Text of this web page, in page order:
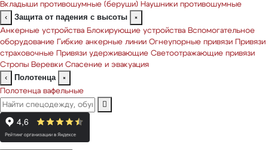
Вкладыши противошумные (беруши) Наушники противошумные
‹
Защита от падения с высоты
×
Анкерные устройства Блокирующие устройства Вспомогательное
оборудование
Гибкие анкерные линии Огнеупорные привязи
Привязи
страховочные
Привязи удерживающие Светоотражающие привязи
Стропы Веревки Спасение и эвакуация
‹
Полотенца
×
Полотенца вафельные